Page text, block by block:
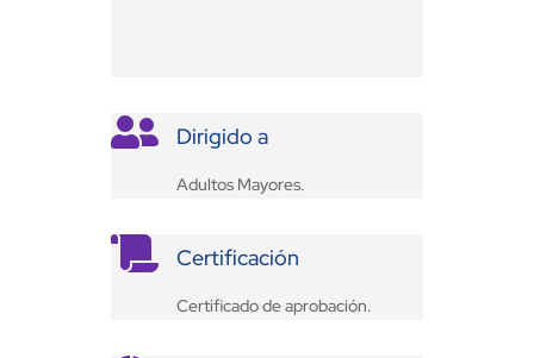
 Dirigido a
Adultos Mayores.
 Certificación
Certificado de aprobación.